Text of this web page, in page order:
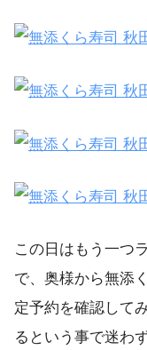
この日はもう一つ
で、奥様から無添
定予約を確認して
るという事で迷わ